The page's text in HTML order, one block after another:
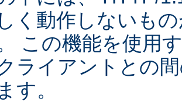
く動作しないも
この機能を使用
ライアントとの
す。